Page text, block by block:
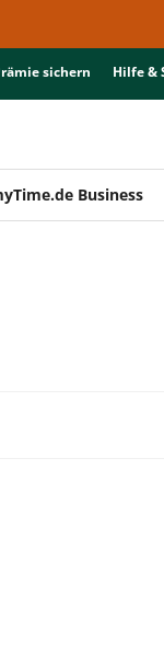
sichern Hilfe &
Business